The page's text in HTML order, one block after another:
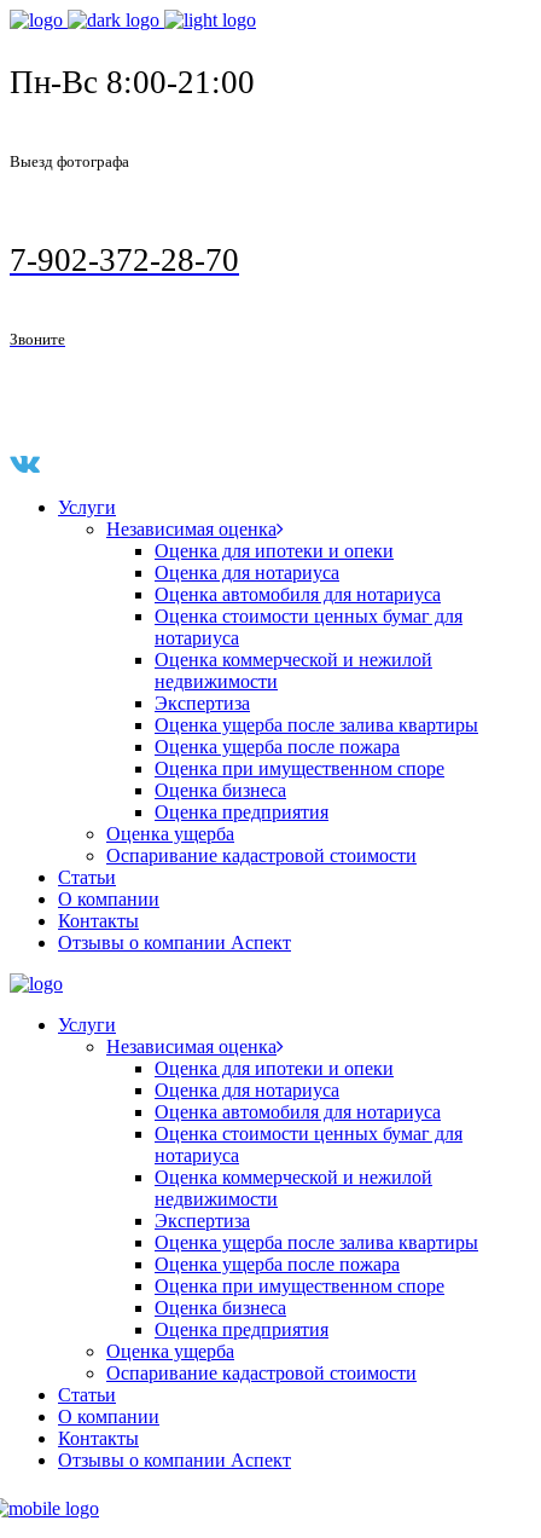
Пн-Вс 8:00-21:00
Выезд фотографа
7-902-372-28-70
Звоните
Услуги
Независимая оценка
Оценка для ипотеки и опеки
Оценка для нотариуса
Оценка автомобиля для нотариуса
Оценка стоимости ценных бумаг для
нотариуса
Оценка коммерческой и нежилой
недвижимости
Экспертиза
Оценка ущерба после залива квартиры
Оценка ущерба после пожара
Оценка при имущественном споре
Оценка бизнеса
Оценка предприятия
Оценка ущерба
Оспаривание кадастровой стоимости
Статьи
О компании
Контакты
Отзывы о компании Аспект
Услуги
Независимая оценка
Оценка для ипотеки и опеки
Оценка для нотариуса
Оценка автомобиля для нотариуса
Оценка стоимости ценных бумаг для
нотариуса
Оценка коммерческой и нежилой
недвижимости
Экспертиза
Оценка ущерба после залива квартиры
Оценка ущерба после пожара
Оценка при имущественном споре
Оценка бизнеса
Оценка предприятия
Оценка ущерба
Оспаривание кадастровой стоимости
Статьи
О компании
Контакты
Отзывы о компании Аспект